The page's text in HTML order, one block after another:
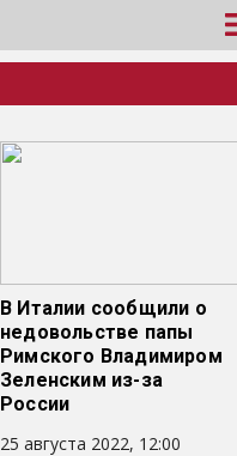
В Италии сообщили о
недовольстве папы
Римского Владимиром
Зеленским из-за
России
25 августа 2022, 12:00